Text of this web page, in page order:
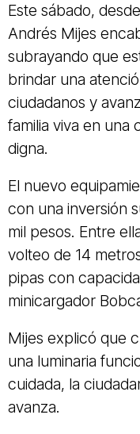
Este sábado,
Andrés Mijes
subrayando que
brindar una
ciudadanos y
familia viva en una
digna.
El nuevo
con una inversión
mil pesos. Entre
volteo de 14
pipas con
minicargador
Mijes explicó que
una luminaria
cuidada, la
avanza.